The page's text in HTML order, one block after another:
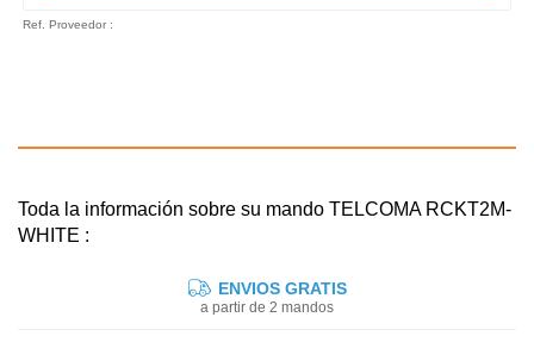
Ref. Proveedor :
Toda la información sobre su mando TELCOMA RCKT2M-
WHITE :
ENVIOS GRATIS
a partir de 2 mandos